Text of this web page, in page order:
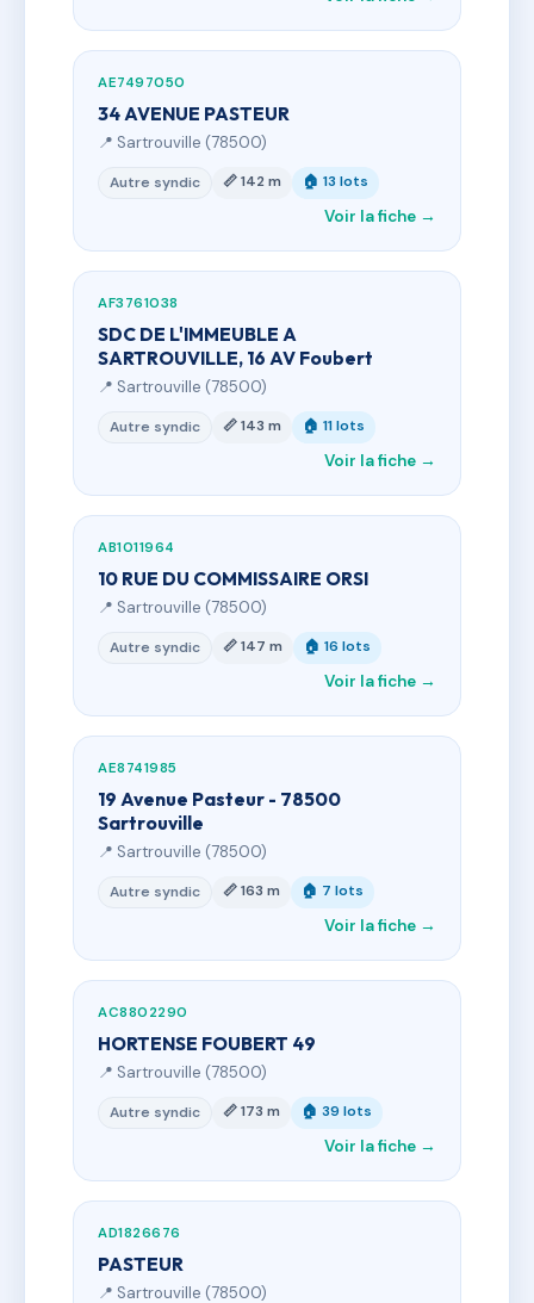
AE7497050
34 AVENUE PASTEUR
📍 Sartrouville (78500)
Autre syndic 📏 142 m 🏠 13 lots
Voir la fiche →
AF3761038
SDC DE L'IMMEUBLE A
SARTROUVILLE, 16 AV Foubert
📍 Sartrouville (78500)
Autre syndic 📏 143 m 🏠 11 lots
Voir la fiche →
AB1011964
10 RUE DU COMMISSAIRE ORSI
📍 Sartrouville (78500)
Autre syndic 📏 147 m 🏠 16 lots
Voir la fiche →
AE8741985
19 Avenue Pasteur - 78500
Sartrouville
📍 Sartrouville (78500)
Autre syndic 📏 163 m 🏠 7 lots
Voir la fiche →
AC8802290
HORTENSE FOUBERT 49
📍 Sartrouville (78500)
Autre syndic 📏 173 m 🏠 39 lots
Voir la fiche →
AD1826676
PASTEUR
📍 Sartrouville (78500)